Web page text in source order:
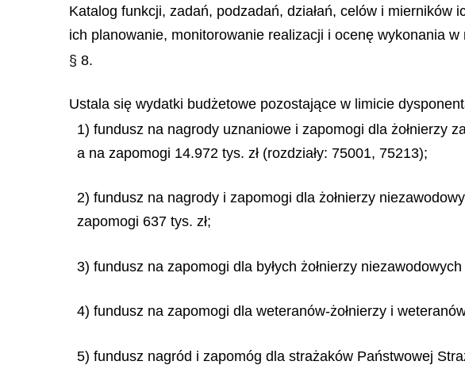
Katalog funkcji, zadań, podzadań, działań, celów i
ich planowanie, monitorowanie realizacji i ocenę wykonania
§ 8.
Ustala się wydatki budżetowe pozostające w limicie
1) fundusz na nagrody uznaniowe i zapomogi dla żołnierzy
a na zapomogi 14.972 tys. zł (rozdziały: 75001, 75213);
2) fundusz na nagrody i zapomogi dla żołnierzy
zapomogi 637 tys. zł;
3) fundusz na zapomogi dla byłych żołnierzy
4) fundusz na zapomogi dla weteranów-żołnierzy i
5) fundusz nagród i zapomóg dla strażaków Państwowej